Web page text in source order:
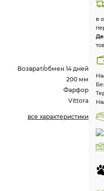
Возврат/обмен 14 дней
200 мм
Фарфор
Vittora
все характеристики
в